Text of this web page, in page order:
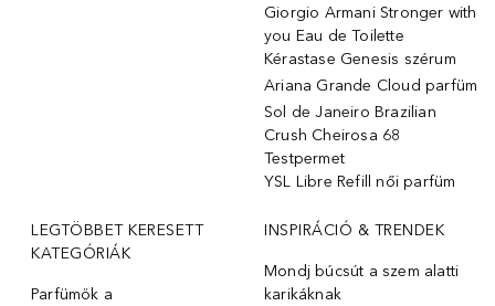
Giorgio Armani Stronger with
you Eau de Toilette
Kérastase Genesis szérum
Ariana Grande Cloud parfüm
Sol de Janeiro Brazilian
Crush Cheirosa 68
Testpermet
YSL Libre Refill női parfüm
LEGTÖBBET KERESETT
KATEGÓRIÁK
Parfümök ️a
INSPIRÁCIÓ & TRENDEK
Mondj búcsút a szem alatti
karikáknak